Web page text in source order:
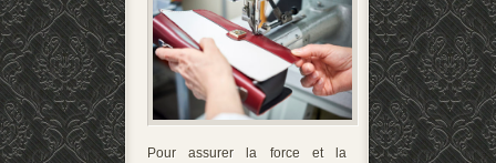
Pour assurer la force et la